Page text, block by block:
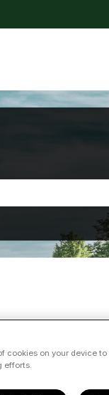
tomt.
cookies on your device
efforts.